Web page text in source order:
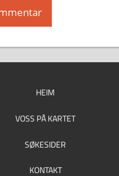
HEIM
VOSS PÅ KARTET
SØKESIDER
KONTAKT